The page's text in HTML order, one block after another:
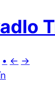
• ← →